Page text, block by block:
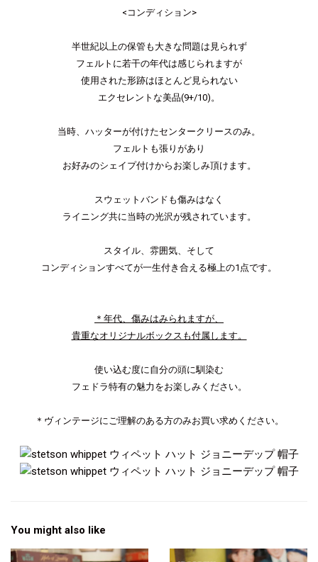
<コンディション>
半世紀以上の保管も大きな問題は見られず
フェルトに若干の年代は感じられますが
使用された形跡はほとんど見られない
エクセレントな美品(9+/10)。
当時、ハッターが付けたセンタークリースのみ。
フェルトも張りがあり
お好みのシェイプ付けからお楽しみ頂けます。
スウェットバンドも傷みはなく
ライニング共に当時の光沢が残されています。
スタイル、雰囲気、そして
コンディションすべてが一生付き合える極上の1点です。
＊年代、傷みはみられますが、
貴重なオリジナルボックスも付属します。
使い込む度に自分の頭に馴染む
フェドラ特有の魅力をお楽しみください。
＊ヴィンテージにご理解のある方のみお買い求めください。
You might also like